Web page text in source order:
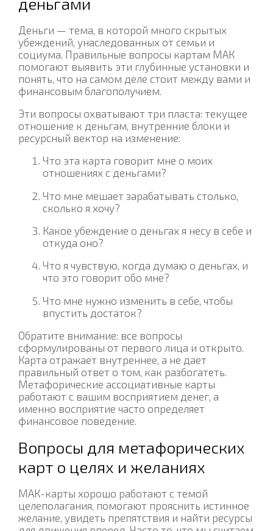
Деньги — тема, в которой много скрытых
убеждений, унаследованных от семьи и
социума. Правильные вопросы картам МАК
помогают выявить эти глубинные установки и
понять, что на самом деле стоит между вами и
финансовым благополучием.
Эти вопросы охватывают три пласта: текущее
отношение к деньгам, внутренние блоки и
ресурсный вектор на изменение:
Что эта карта говорит мне о моих
отношениях с деньгами?
Что мне мешает зарабатывать столько,
сколько я хочу?
Какое убеждение о деньгах я несу в себе и
откуда оно?
Что я чувствую, когда думаю о деньгах, и
что это говорит обо мне?
Что мне нужно изменить в себе, чтобы
впустить достаток?
Обратите внимание: все вопросы
сформулированы от первого лица и открыто.
Карта отражает внутреннее, а не дает
правильный ответ о том, как разбогатеть.
Метафорические ассоциативные карты
работают с вашим восприятием денег, а
именно восприятие часто определяет
финансовое поведение.
Вопросы для метафорических
карт о целях и желаниях
МАК-карты хорошо работают с темой
целеполагания, помогают прояснить истинное
желание, увидеть препятствия и найти ресурсы